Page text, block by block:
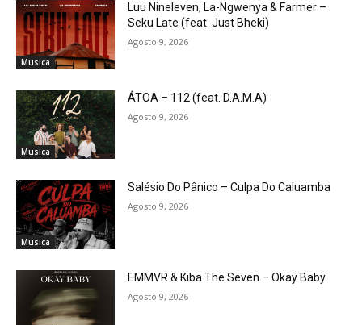
Musica
Luu Nineleven, La-Ngwenya & Farmer –
Seku Late (feat. Just Bheki)
Agosto 9, 2026
Musica
ÁTOA – 112 (feat. D.A.M.A)
Agosto 9, 2026
Musica
Salésio Do Pânico – Culpa Do Caluamba
Agosto 9, 2026
EMMVR & Kiba The Seven – Okay Baby
Agosto 9, 2026